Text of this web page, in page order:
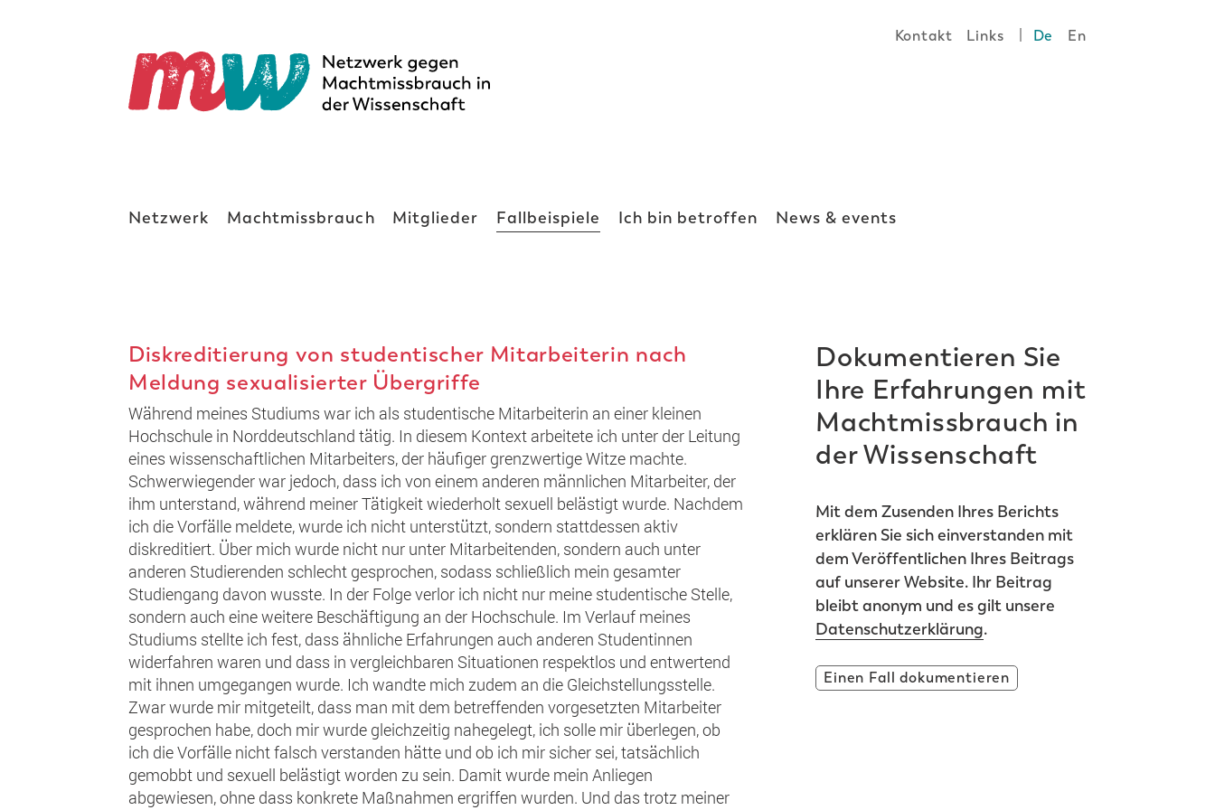
Kontakt Links | De En
Netzwerk Machtmissbrauch Mitglieder Fallbeispiele Ich bin betroffen News & events
Diskreditierung von studentischer Mitarbeiterin nach
Meldung sexualisierter Übergriffe
Während meines Studiums war ich als studentische Mitarbeiterin an einer kleinen
Hochschule in Norddeutschland tätig. In diesem Kontext arbeitete ich unter der Leitung
eines wissenschaftlichen Mitarbeiters, der häufiger grenzwertige Witze machte.
Schwerwiegender war jedoch, dass ich von einem anderen männlichen Mitarbeiter, der
ihm unterstand, während meiner Tätigkeit wiederholt sexuell belästigt wurde. Nachdem
ich die Vorfälle meldete, wurde ich nicht unterstützt, sondern stattdessen aktiv
diskreditiert. Über mich wurde nicht nur unter Mitarbeitenden, sondern auch unter
anderen Studierenden schlecht gesprochen, sodass schließlich mein gesamter
Studiengang davon wusste. In der Folge verlor ich nicht nur meine studentische Stelle,
sondern auch eine weitere Beschäftigung an der Hochschule. Im Verlauf meines
Studiums stellte ich fest, dass ähnliche Erfahrungen auch anderen Studentinnen
widerfahren waren und dass in vergleichbaren Situationen respektlos und entwertend
mit ihnen umgegangen wurde. Ich wandte mich zudem an die Gleichstellungsstelle.
Zwar wurde mir mitgeteilt, dass man mit dem betreffenden vorgesetzten Mitarbeiter
gesprochen habe, doch mir wurde gleichzeitig nahegelegt, ich solle mir überlegen, ob
ich die Vorfälle nicht falsch verstanden hätte und ob ich mir sicher sei, tatsächlich
gemobbt und sexuell belästigt worden zu sein. Damit wurde mein Anliegen
abgewiesen, ohne dass konkrete Maßnahmen ergriffen wurden. Und das trotz meiner
Dokumentieren Sie
Ihre Erfahrungen mit
Machtmissbrauch in
der Wissenschaft
Mit dem Zusenden Ihres Berichts
erklären Sie sich einverstanden mit
dem Veröffentlichen Ihres Beitrags
auf unserer Website. Ihr Beitrag
bleibt anonym und es gilt unsere
Datenschutzerklärung.
Einen Fall dokumentieren